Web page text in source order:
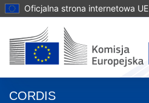
Oficjalna strona internetowa UE
CORDIS